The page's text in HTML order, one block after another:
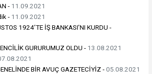
- 11.09.2021
- 11.09.2021
1924’TE İŞ BANKASI’NI KURDU -
GURURUMUZ OLDU - 13.08.2021
BİR AVUÇ GAZETECİYİZ -05.08.2021